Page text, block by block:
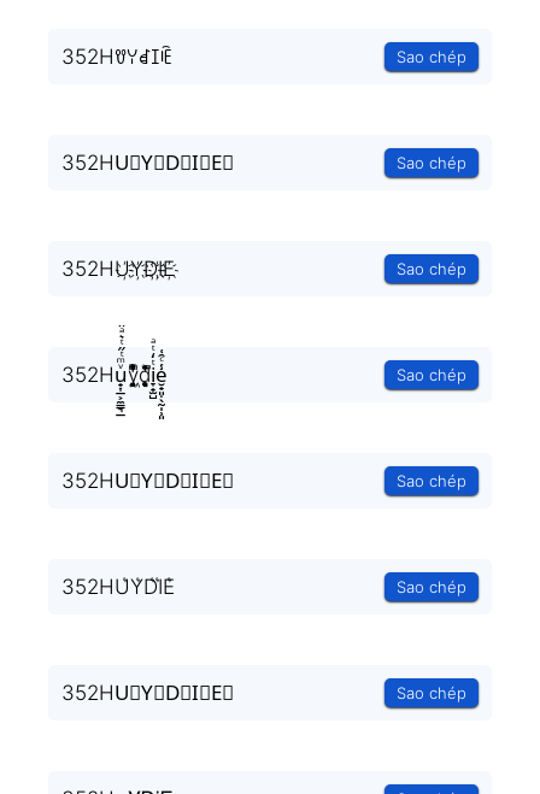
352Hꀎꌩꀸꀤꍟ Sao chép
352HU⃟Y⃟D⃟I⃟E⃟ Sao chép
352HU҉Y҉D҉I҉E҉ Sao chép
352Hu̟͎̲͕̼̳͉̲ͮͫͭ̋ͭ͛ͣ̈y͉̝͖̻̯ͮ̒̂ͮ͋ͫͨd̥̝̮͙͈͂̐̇ͮ̏̔̀̚ͅi̞̟̫̺ͭ̒ͭͣe̮̟͈̣̖̰̩̹͈̾ͨ̑͑ Sao chép
352HU⃗Y⃗D⃗I⃗E⃗ Sao chép
352HU͛Y͛D͛I͛E͛ Sao chép
352HU⃒Y⃒D⃒I⃒E⃒ Sao chép